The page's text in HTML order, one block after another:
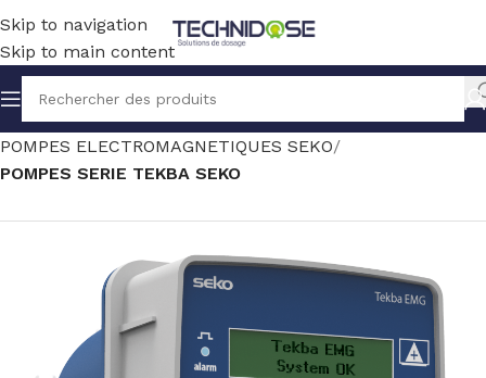
Skip to navigation
Skip to main content
Accueil TRAITEMENT EAU DOSAGE
POMPES ELECTROMAGNETIQUES SEKO
POMPES SERIE TEKBA SEKO